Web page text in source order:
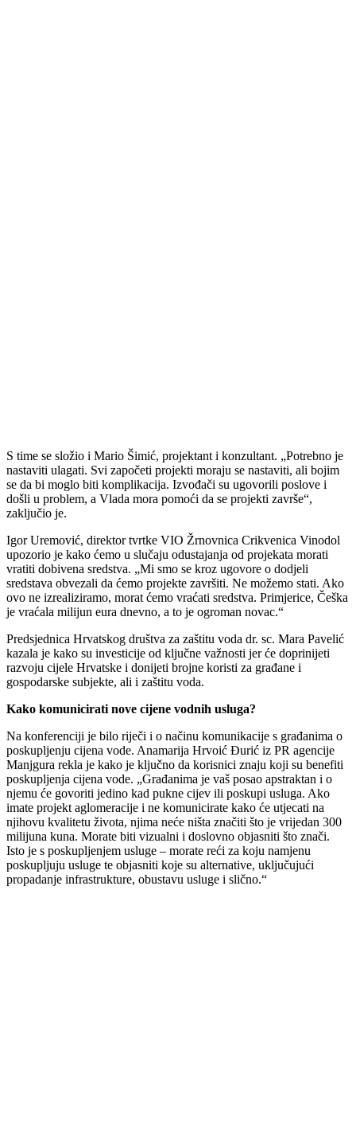
S time se složio i Mario Šimić, projektant i konzultant. „Potrebno je
nastaviti ulagati. Svi započeti projekti moraju se nastaviti, ali bojim
se da bi moglo biti komplikacija. Izvođači su ugovorili poslove i
došli u problem, a Vlada mora pomoći da se projekti završe“,
zaključio je.
Igor Uremović, direktor tvrtke VIO Žrnovnica Crikvenica Vinodol
upozorio je kako ćemo u slučaju odustajanja od projekata morati
vratiti dobivena sredstva. „Mi smo se kroz ugovore o dodjeli
sredstava obvezali da ćemo projekte završiti. Ne možemo stati. Ako
ovo ne izrealiziramo, morat ćemo vraćati sredstva. Primjerice, Češka
je vraćala milijun eura dnevno, a to je ogroman novac.“
Predsjednica Hrvatskog društva za zaštitu voda dr. sc. Mara Pavelić
kazala je kako su investicije od ključne važnosti jer će doprinijeti
razvoju cijele Hrvatske i donijeti brojne koristi za građane i
gospodarske subjekte, ali i zaštitu voda.
Kako komunicirati nove cijene vodnih usluga?
Na konferenciji je bilo riječi i o načinu komunikacije s građanima o
poskupljenju cijena vode. Anamarija Hrvoić Đurić iz PR agencije
Manjgura rekla je kako je ključno da korisnici znaju koji su benefiti
poskupljenja cijena vode. „Građanima je vaš posao apstraktan i o
njemu će govoriti jedino kad pukne cijev ili poskupi usluga. Ako
imate projekt aglomeracije i ne komunicirate kako će utjecati na
njihovu kvalitetu života, njima neće ništa značiti što je vrijedan 300
milijuna kuna. Morate biti vizualni i doslovno objasniti što znači.
Isto je s poskupljenjem usluge – morate reći za koju namjenu
poskupljuju usluge te objasniti koje su alternative, uključujući
propadanje infrastrukture, obustavu usluge i slično.“